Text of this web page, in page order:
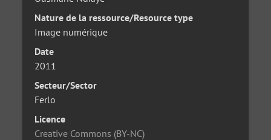
Nature de la ressource/Resource type
Image numérique
Date
2011
Secteur/Sector
Ferlo
Licence
Creative Commons (BY-NC)